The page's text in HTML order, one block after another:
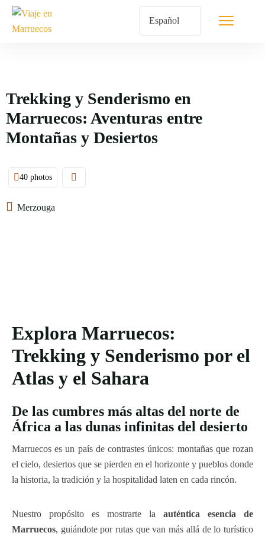
Trekking y Senderismo en
Marruecos: Aventuras entre
Montañas y Desiertos
40 photos
Merzouga
Explora Marruecos:
Trekking y Senderismo por el
Atlas y el Sahara
De las cumbres más altas del norte de
África a las dunas infinitas del desierto
Marruecos es un país de contrastes únicos: montañas que rozan
el cielo, desiertos que se pierden en el horizonte y pueblos donde
la historia, la tradición y la hospitalidad laten en cada rincón.
Nuestro propósito es mostrarte la auténtica esencia de
Marruecos, guiándote por rutas que van más allá de lo turístico